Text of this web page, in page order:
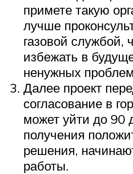
примете такую
лучше
газовой службой,
избежать в
ненужных
Далее проект
согласование в
может уйти до 90
получения
решения,
работы.